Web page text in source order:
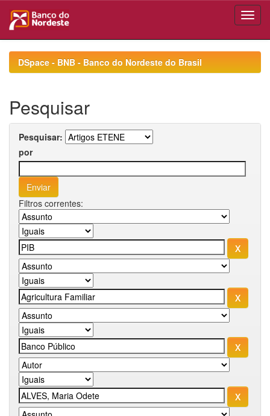
navigationDSpace - BNB - Banco do Nordeste do Brasil
Pesquisar
Pesquisar:
por
Filtros correntes: